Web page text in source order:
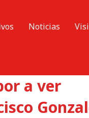
Noticias
a ver